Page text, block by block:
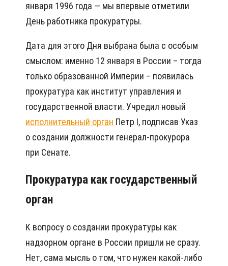
января 1996 года — мы впервые отметили
День работника прокуратуры.
Дата для этого Дня выбрана была с особым
смыслом: именно 12 января в России – тогда
только образованной Империи – появилась
прокуратура как институт управления и
государственной власти. Учредил новый
исполнительный орган Петр I, подписав Указ
о создании должности генерал-прокурора
при Сенате.
Прокуратура как государственный
орган
К вопросу о создании прокуратуры как
надзорном органе в России пришли не сразу.
Нет, сама мысль о том, что нужен какой-либо